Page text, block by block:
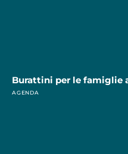
Burattini per le famiglie
AGENDA